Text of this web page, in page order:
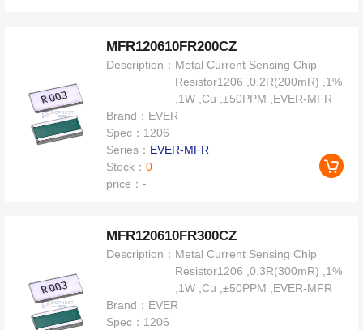
MFR120610FR200CZ
Description： Metal Current Sensing Chip
Resistor1206 ,0.2R(200mR) ,1%
,1W ,Cu ,±50PPM ,EVER-MFR
Brand： EVER
Spec： 1206
Series： EVER-MFR
Stock：0
price：-
MFR120610FR300CZ
Description： Metal Current Sensing Chip
Resistor1206 ,0.3R(300mR) ,1%
,1W ,Cu ,±50PPM ,EVER-MFR
Brand： EVER
Spec： 1206